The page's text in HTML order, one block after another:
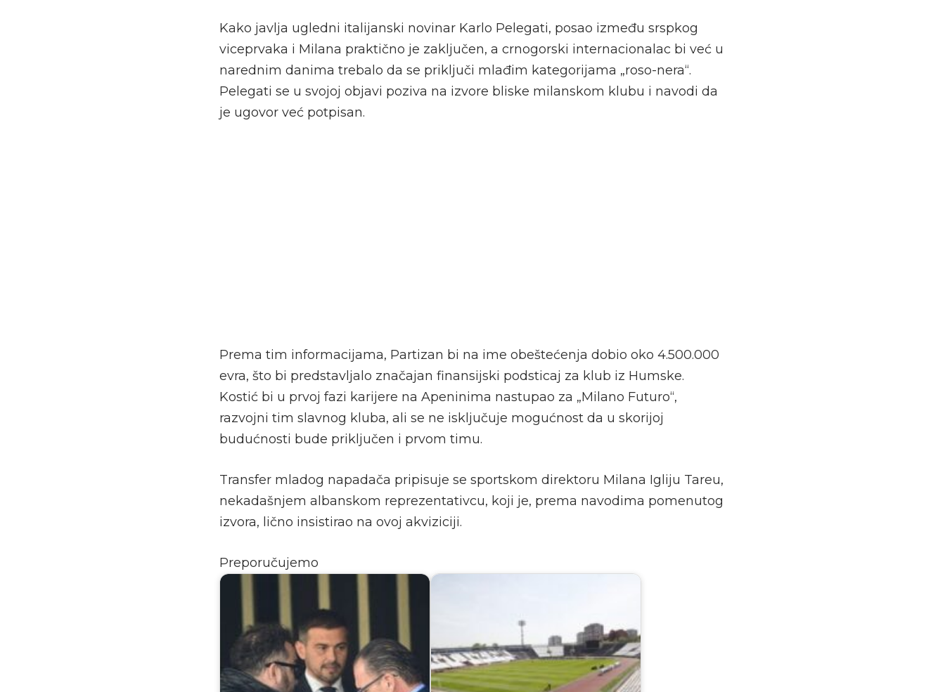
Kako javlja ugledni italijanski novinar Karlo Pelegati, posao između srspkog
viceprvaka i Milana praktično je zaključen, a crnogorski internacionalac bi već u
narednim danima trebalo da se priključi mlađim kategorijama „roso-nera“.
Pelegati se u svojoj objavi poziva na izvore bliske milanskom klubu i navodi da
je ugovor već potpisan.
Prema tim informacijama, Partizan bi na ime obeštećenja dobio oko 4.500.000
evra, što bi predstavljalo značajan finansijski podsticaj za klub iz Humske.
Kostić bi u prvoj fazi karijere na Apeninima nastupao za „Milano Futuro“,
razvojni tim slavnog kluba, ali se ne isključuje mogućnost da u skorijoj
budućnosti bude priključen i prvom timu.
Transfer mladog napadača pripisuje se sportskom direktoru Milana Igliju Tareu,
nekadašnjem albanskom reprezentativcu, koji je, prema navodima pomenutog
izvora, lično insistirao na ovoj akviziciji.
Preporučujemo